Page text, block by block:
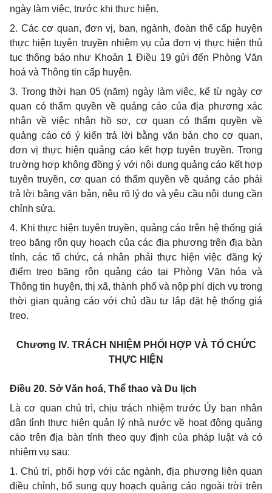
ngày làm việc, trước khi thực hiện.
2. Các cơ quan, đơn vị, ban, ngành, đoàn thể cấp huyện
thực hiện tuyên truyền nhiệm vụ của đơn vị thực hiện thủ
tục thông báo như Khoản 1 Điều 19 gửi đến Phòng Văn
hoá và Thông tin cấp huyện.
3. Trong thời hạn 05 (năm) ngày làm việc, kể từ ngày cơ
quan có thẩm quyền về quảng cáo của địa phương xác
nhận về việc nhận hồ sơ, cơ quan có thẩm quyền về
quảng cáo có ý kiến trả lời bằng văn bản chocơ quan,
đơn vị thực hiện quảng cáo kết hợp tuyên truyền. Trong
trường hợp không đồng ý với nội dung quảng cáo kết hợp
tuyên truyền, cơ quan có thẩm quyền về quảng cáo phải
trả lời bằng văn bản, nêu rõ lý do và yêu cầu nội dung cần
chỉnh sửa.
4. Khi thực hiện tuyên truyền, quảng cáo trên hệ thống giá
treo băng rôn quy hoạch của các địa phương trên địa bàn
tỉnh, các tổ chức, cá nhân phải thực hiện việc đăng ký
điểm treo băng rôn quảng cáo tại Phòng Văn hóa và
Thông tin huyện, thị xã, thành phố và nộp phí dịch vụ trong
thời gian quảng cáo với chủ đầu tư lắp đặt hệ thống giá
treo.
Chương IV. TRÁCH NHIỆM PHỐI HỢP VÀ TỔ CHỨC
THỰC HIỆN
Điều 20. Sở Văn hoá, Thể thao và Du lịch
Là cơ quan chủ trì, chịu trách nhiệm trước Ủy ban nhân
dân tỉnh thực hiện quản lý nhà nước về hoạt động quảng
cáo trên địa bàn tỉnh theo quy định của pháp luật và có
nhiệm vụ sau:
1. Chủ trì, phối hợp với các ngành, địa phương liên quan
điều chỉnh, bổ sung quy hoạch quảng cáo ngoài trời trên